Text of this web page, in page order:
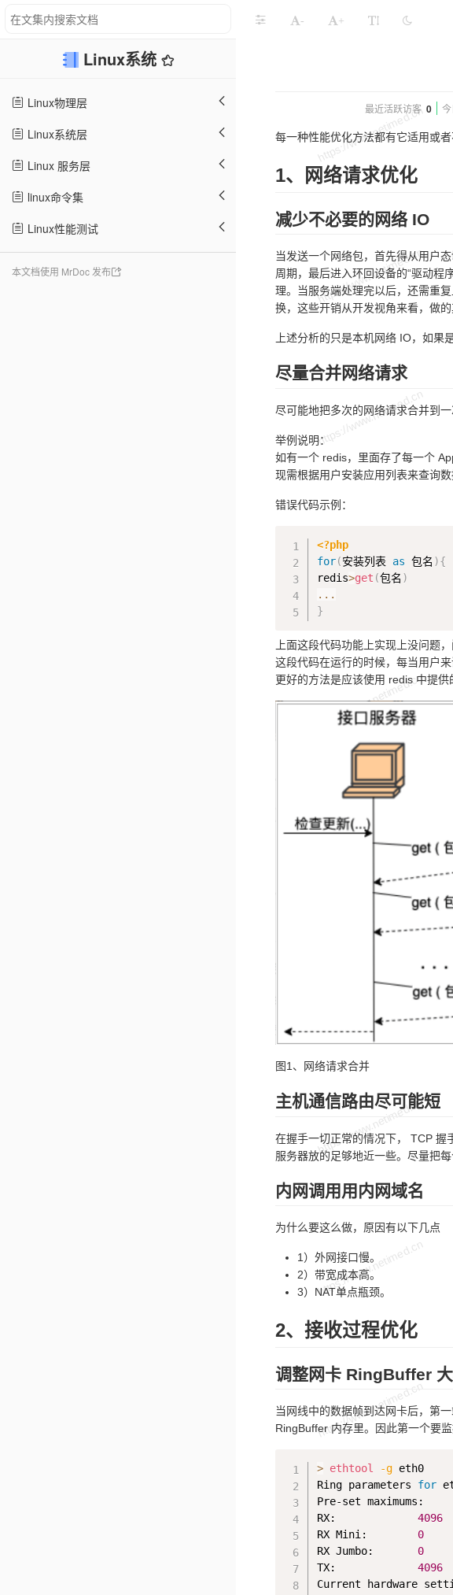
Linux系统
Linux物理层
Linux系统层
Linux 服务层
linux命令集
Linux性能测试
本文档使用 MrDoc 发布
- +
最近活跃访客 0
每一种性能优化方法都有它适用或
1、网络请求优化
减少不必要的网络 IO
当发送一个网络包，首先得从用户
周期，最后进入环回设备的“驱动程
理。当服务端处理完以后，还需重
换，这些开销从开发视角来看，做的
上述分析的只是本机网络 IO，如
尽量合并网络请求
尽可能地把多次的网络请求合并到
举例说明：
如有一个 redis，里面存了每一个
现需根据用户安装应用列表来查询
错误代码示例：
<?php
for(安装列表 as 包名 ){
redis>get (包名 )
...
}
上面这段代码功能上实现上没问题
这段代码在运行的时候，每当用户
更好的方法是应该使用 redis 中提
图1、网络请求合并
主机通信路由尽可能短
在握手一切正常的情况下， TCP 握
服务器放的足够地近一些。尽量把
内网调用用内网域名
为什么要这么做，原因有以下几点
1）外网接口慢。
2）带宽成本高。
3）NAT单点瓶颈。
2、接收过程优化
调整网卡 RingBuffer
当网线中的数据帧到达网卡后，第
RingBuffer 内存里。因此第一个要
> ethtool -g eth0
Ring parameters for
Pre-set maximums:
RX: 4096
RX Mini: 0
RX Jumbo: 0
TX: 4096
Current hardware